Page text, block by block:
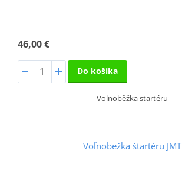
46,00 €
Do košíka
Volnoběžka startéru
Voľnobežka štartéru JMT